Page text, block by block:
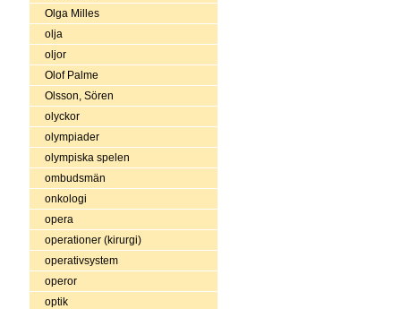
Olga Milles
olja
oljor
Olof Palme
Olsson, Sören
olyckor
olympiader
olympiska spelen
ombudsmän
onkologi
opera
operationer (kirurgi)
operativsystem
operor
optik